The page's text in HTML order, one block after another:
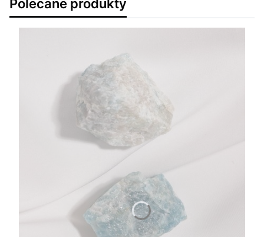
Polecane produkty